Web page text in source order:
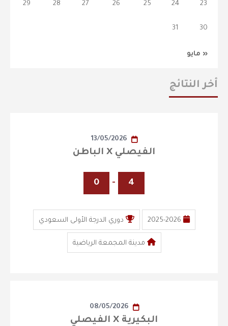
« مايو
23
24
25
26
27
28
29
30
31
أخر النتائج
13/05/2026
الفيصلي X الباطن
4
-
0
2025-2026 دوري الدرجة الأولى السعودي
مدينة المجمعة الرياضية
08/05/2026
البكيرية X الفيصلي